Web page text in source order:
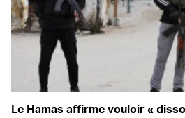
Le Hamas affirme vouloir «